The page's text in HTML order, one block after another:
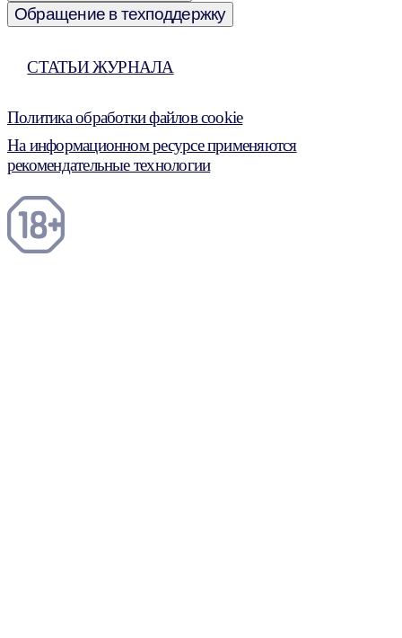
Обращение в техподдержку
СТАТЬИ ЖУРНАЛА
Политика обработки файлов cookie
На информационном ресурсе применяются
рекомендательные технологии